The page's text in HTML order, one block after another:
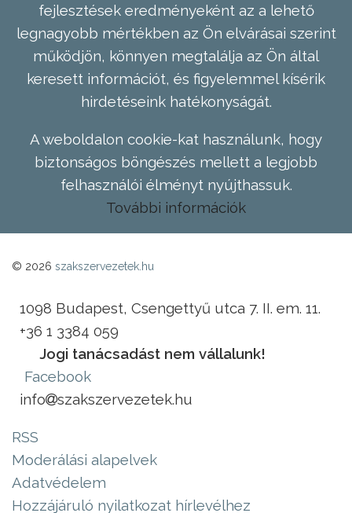
fejlesztések eredményeként az a lehető
legnagyobb mértékben az Ön elvárásai szerint
működjön, könnyen megtalálja az Ön által
keresett információt, és figyelemmel kísérik
hirdetéseink hatékonyságát.
A weboldalon cookie-kat használunk, hogy
biztonságos böngészés mellett a legjobb
felhasználói élményt nyújthassuk.
További információk
© 2026 szakszervezetek.hu
1098 Budapest, Csengettyű utca 7. II. em. 11.
+36 1 3384 059
Jogi tanácsadást nem vállalunk!
Facebook
info
szakszervezetek.hu
RSS
Moderálási alapelvek
Adatvédelem
Hozzájáruló nyilatkozat hírlevélhez